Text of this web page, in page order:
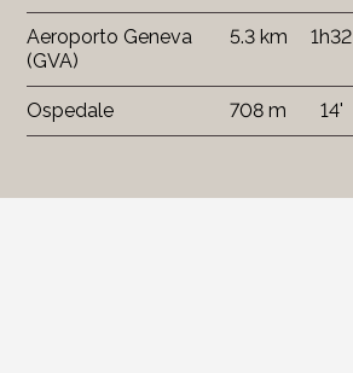
Aeroporto Geneva
(GVA)
5.3 km 1h32
Ospedale 708 m 14'